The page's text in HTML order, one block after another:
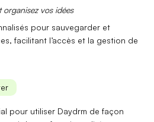
organisez vos idées
pour sauvegarder et
facilitant l’accès et la gestion de
pour utiliser Daydrm de façon